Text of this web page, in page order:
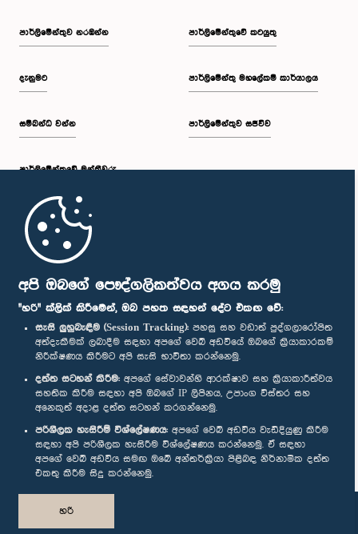
අපි ඔබගේ පෞද්ගලිකත්වය අගය කරමු
"හරි" ක්ලික් කිරීමෙන්, ඔබ පහත සඳහන් දේට එකඟ වේ:
සැසි ලුහුබැඳීම (Session Tracking): පහසු සහ වඩාත් පුද්ගලාරෝපිත
අත්දැකීමක් ලබාදීම සඳහා අපගේ වෙබ් අඩවියේ ඔබගේ ක්‍රියාකාරකම්
නිරීක්ෂණය කිරීමට අපි සැසි භාවිතා කරන්නෙමු.
දත්ත සටහන් කිරීම: අපගේ සේවාවන්හි ආරක්ෂාව සහ ක්‍රියාකාරීත්වය
සහතික කිරීම සඳහා අපි ඔබගේ IP ලිපිනය, උපාංග විස්තර සහ
අනෙකුත් අදාළ දත්ත සටහන් කරගන්නෙමු.
පරිශීලක හැසිරීම් විශ්ලේෂණය: අපගේ වෙබ් අඩවිය වැඩිදියුණු කිරීම
සඳහා අපි පරිශීලක හැසිරීම විශ්ලේෂණය කරන්නෙමු. ඒ සඳහා
අපගේ වෙබ් අඩවිය සමඟ ඔබේ අන්තර්ක්‍රියා පිළිබඳ නිර්නාමික දත්ත
එකතු කිරීම සිදු කරන්නෙමු.
හරි
පාර්ලි‌මේන්තුව නරඹන්න
දැනුමට
සම්බන්ධ වන්න
පාර්ලි‌මේන්තුවේ මන්ත්‍රීවරු
මුල් පිටුව
පාර්ලිමේන්තුවේ කටයුතු
පාර්ලිමේන්තු මහලේකම් කාර්යාලය
පාර්ලිමේන්තුව සජීවීව
පාර්ලිමේන්තු ජංගම යෙදුම
අප හා සම්බන්ධ වී සිටින්න :
සම්මාන
පෞද්ගලිකත්ව ප්‍රතිපත්තිය